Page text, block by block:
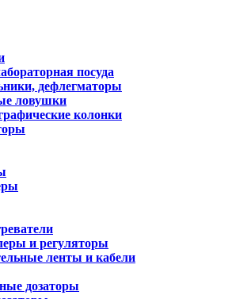
посуда
дефлегматоры
ловушки
колонки
и регуляторы
ленты и кабели
дозаторы